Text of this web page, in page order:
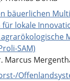
bäuerlichen
lokale
SAM)
Marcus